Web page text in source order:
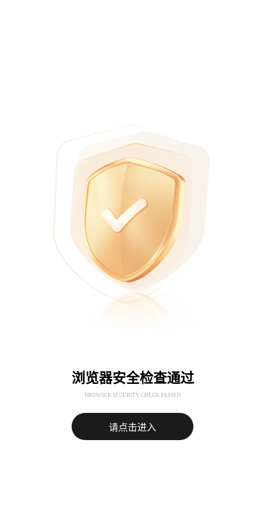
浏览器安全检查通过
BROWSER SECURITY CHECK PASSED
请点击进入